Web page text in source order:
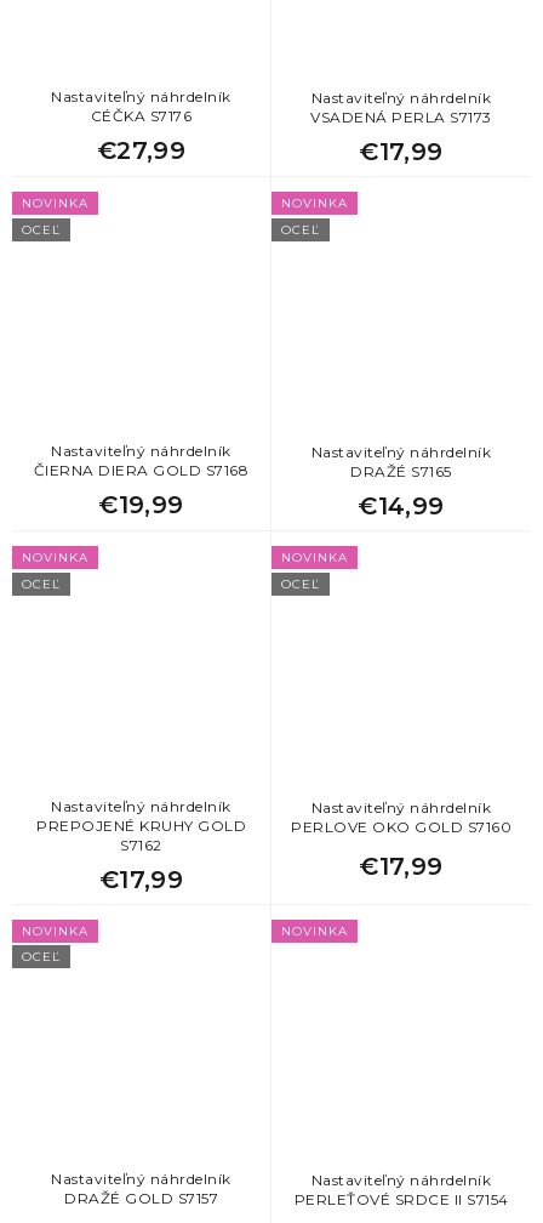
Nastaviteľný náhrdelník
CÉČKA S7176
€27,99
Nastaviteľný náhrdelník
VSADENÁ PERLA S7173
€17,99
NOVINKA
OCEĽ
Nastaviteľný náhrdelník
ČIERNA DIERA GOLD S7168
€19,99
NOVINKA
OCEĽ
Nastaviteľný náhrdelník
DRAŽÉ S7165
€14,99
NOVINKA
OCEĽ
Nastaviteľný náhrdelník
PREPOJENÉ KRUHY GOLD
S7162
€17,99
NOVINKA
OCEĽ
Nastaviteľný náhrdelník
PERLOVE OKO GOLD S7160
€17,99
NOVINKA
OCEĽ
Nastaviteľný náhrdelník
DRAŽÉ GOLD S7157
NOVINKA
Nastaviteľný náhrdelník
PERLEŤOVÉ SRDCE II S7154